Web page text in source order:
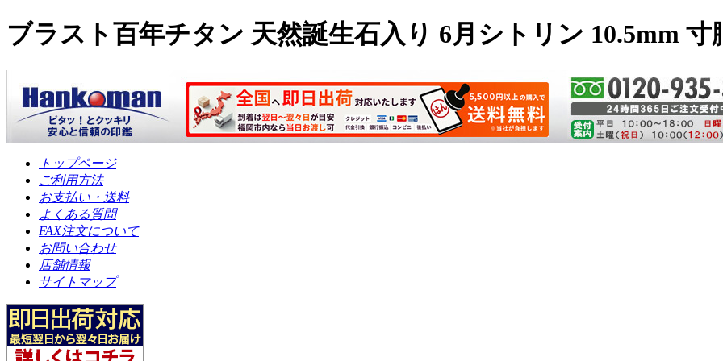
ブラスト百年チタン 天然誕生石入り 6月シトリン 10.5mm 寸
トップページ
ご利用方法
お支払い・送料
よくある質問
FAX注文について
お問い合わせ
店舗情報
サイトマップ